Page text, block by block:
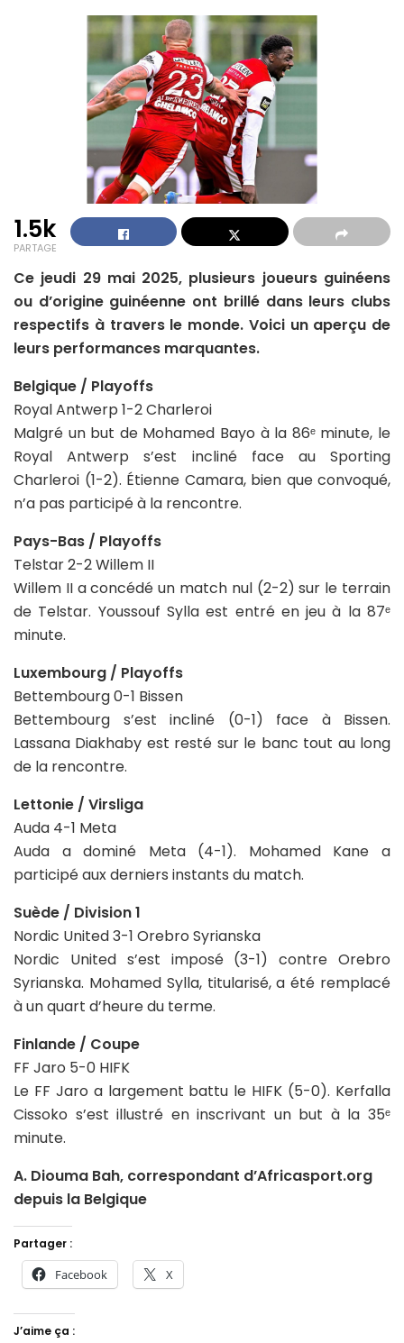
1.5k
PARTAGE
Ce jeudi 29 mai 2025, plusieurs joueurs guinéens
ou d’origine guinéenne ont brillé dans leurs clubs
respectifs à travers le monde. Voici un aperçu de
leurs performances marquantes.
Belgique / Playoffs
Royal Antwerp 1-2 Charleroi
Malgré un but de Mohamed Bayo à la 86ᵉ minute, le
Royal Antwerp s’est incliné face au Sporting
Charleroi (1-2). Étienne Camara, bien que convoqué,
n’a pas participé à la rencontre.
Pays-Bas / Playoffs
Telstar 2-2 Willem II
Willem II a concédé un match nul (2-2) sur le terrain
de Telstar. Youssouf Sylla est entré en jeu à la 87ᵉ
minute.
Luxembourg / Playoffs
Bettembourg 0-1 Bissen
Bettembourg s’est incliné (0-1) face à Bissen.
Lassana Diakhaby est resté sur le banc tout au long
de la rencontre.
Lettonie / Virsliga
Auda 4-1 Meta
Auda a dominé Meta (4-1). Mohamed Kane a
participé aux derniers instants du match.
Suède / Division 1
Nordic United 3-1 Orebro Syrianska
Nordic United s’est imposé (3-1) contre Orebro
Syrianska. Mohamed Sylla, titularisé, a été remplacé
à un quart d’heure du terme.
Finlande / Coupe
FF Jaro 5-0 HIFK
Le FF Jaro a largement battu le HIFK (5-0). Kerfalla
Cissoko s’est illustré en inscrivant un but à la 35ᵉ
minute.
A. Diouma Bah, correspondant d’Africasport.org
depuis la Belgique
Partager :
Facebook X
J’aime ça :